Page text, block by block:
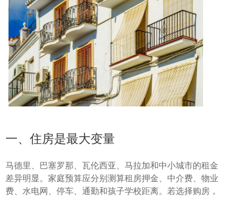
一、住房是最大变量
马德里、巴塞罗那、瓦伦西亚、马拉加和中小城市的租金
差异明显。家庭预算应分别测算租房押金、中介费、物业
费、水电网、停车、通勤和孩子学校距离。若选择购房，